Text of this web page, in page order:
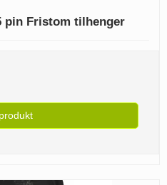
pin Fristom tilhenger